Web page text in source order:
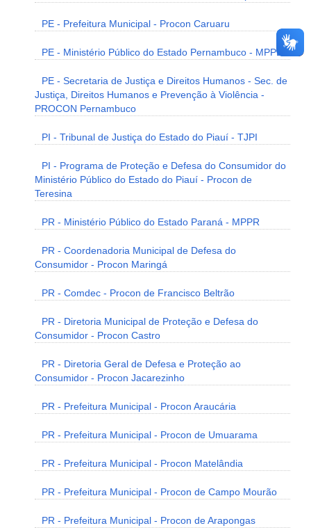
PE - Prefeitura Municipal - Procon Caruaru
PE - Ministério Público do Estado Pernambuco - MPPE
PE - Secretaria de Justiça e Direitos Humanos - Sec. de
Justiça, Direitos Humanos e Prevenção à Violência -
PROCON Pernambuco
PI - Tribunal de Justiça do Estado do Piauí - TJPI
PI - Programa de Proteção e Defesa do Consumidor do
Ministério Público do Estado do Piauí - Procon de
Teresina
PR - Ministério Público do Estado Paraná - MPPR
PR - Coordenadoria Municipal de Defesa do
Consumidor - Procon Maringá
PR - Comdec - Procon de Francisco Beltrão
PR - Diretoria Municipal de Proteção e Defesa do
Consumidor - Procon Castro
PR - Diretoria Geral de Defesa e Proteção ao
Consumidor - Procon Jacarezinho
PR - Prefeitura Municipal - Procon Araucária
PR - Prefeitura Municipal - Procon de Umuarama
PR - Prefeitura Municipal - Procon Matelândia
PR - Prefeitura Municipal - Procon de Campo Mourão
PR - Prefeitura Municipal - Procon de Arapongas